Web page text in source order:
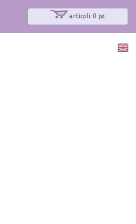
articoli: 0 pz.